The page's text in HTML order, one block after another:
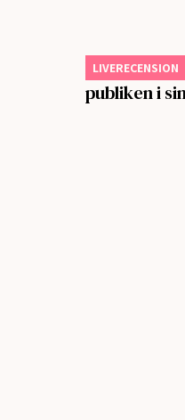
LIVERECENSION
Big Thief
publiken i